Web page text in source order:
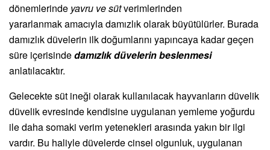
dönemlerinde yavru ve sütverimlerinden
yararlanmak amacıyla damızlık olarak büyütülürler. Burada
damızlık düvelerin ilk doğumlarını yapıncaya kadar geçen
süre içerisindedamızlık düvelerin beslenmesi
anlatılacaktır.
Gelecekte süt ineği olarak kullanılacak hayvanların düvelik
düvelik evresinde kendisine uygulanan yemleme yoğurdu
ile daha somaki verim yetenekleri arasında yakın bir ilgi
vardır. Bu haliyle düvelerde cinsel olgunluk, uygulanan